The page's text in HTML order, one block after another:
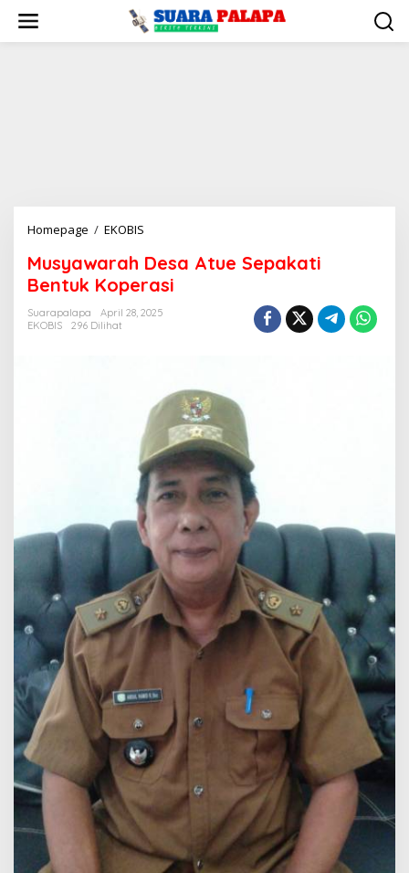
konten
Homepage / EKOBIS
Atue
Sepakati
Koperasi
Musyawarah Desa Atue Sepakati
Bentuk Koperasi
Suarapalapa
April 28, 2025
EKOBIS
296 Dilihat